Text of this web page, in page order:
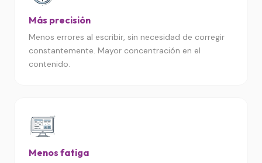
Más precisión
Menos errores al escribir, sin necesidad de corregir
constantemente. Mayor concentración en el
contenido.
Menos fatiga